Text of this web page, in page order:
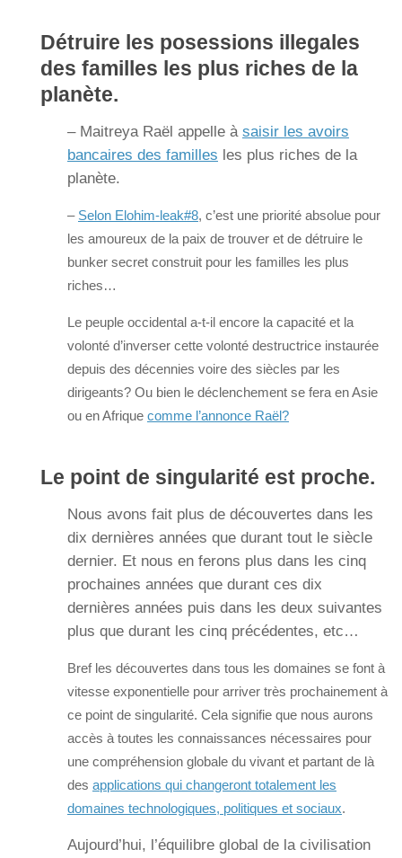
Détruire les posessions illegales
des familles les plus riches de la
planète.
– Maitreya Raël appelle à saisir les avoirs
bancaires des familles les plus riches de la
planète.
– Selon Elohim-leak#8, c’est une priorité absolue pour
les amoureux de la paix de trouver et de détruire le
bunker secret construit pour les familles les plus
riches…
Le peuple occidental a-t-il encore la capacité et la
volonté d’inverser cette volonté destructrice instaurée
depuis des décennies voire des siècles par les
dirigeants? Ou bien le déclenchement se fera en Asie
ou en Afrique comme l’annonce Raël?
Le point de singularité est proche.
Nous avons fait plus de découvertes dans les
dix dernières années que durant tout le siècle
dernier. Et nous en ferons plus dans les cinq
prochaines années que durant ces dix
dernières années puis dans les deux suivantes
plus que durant les cinq précédentes, etc…
Bref les découvertes dans tous les domaines se font à
vitesse exponentielle pour arriver très prochainement à
ce point de singularité. Cela signifie que nous aurons
accès à toutes les connaissances nécessaires pour
une compréhension globale du vivant et partant de là
des applications qui changeront totalement les
domaines technologiques, politiques et sociaux.
Aujourd’hui, l’équilibre global de la civilisation